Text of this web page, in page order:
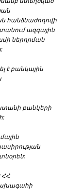
հանձնաժողովի
ազգային
ներդրման
է բանկային
բանկերի
ՀՀ